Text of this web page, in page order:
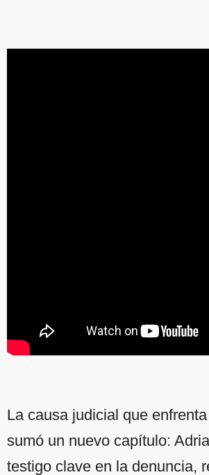
La causa judicial que
sumó un nuevo capítulo:
testigo clave en la denuncia,